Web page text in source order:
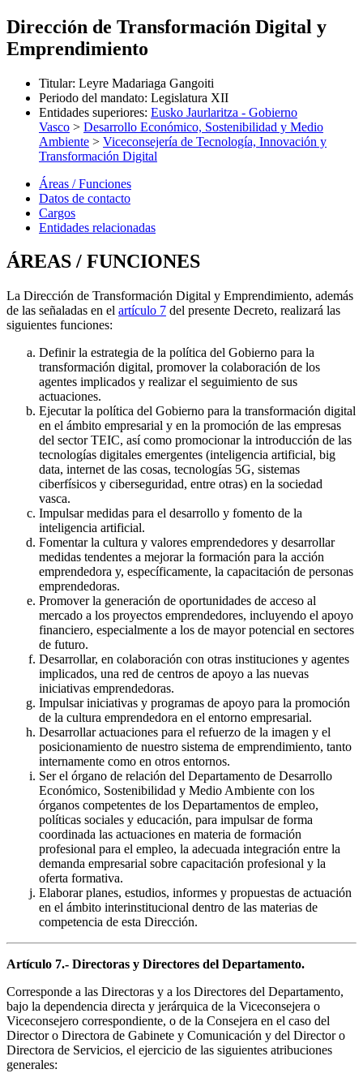
Dirección de Transformación Digital y
Emprendimiento
Titular: Leyre Madariaga Gangoiti
Periodo del mandato: Legislatura XII
Entidades superiores: Eusko Jaurlaritza - Gobierno
Vasco > Desarrollo Económico, Sostenibilidad y Medio
Ambiente > Viceconsejería de Tecnología, Innovación y
Transformación Digital
Áreas / Funciones
Datos de contacto
Cargos
Entidades relacionadas
ÁREAS / FUNCIONES
La Dirección de Transformación Digital y Emprendimiento, además
de las señaladas en el artículo 7 del presente Decreto, realizará las
siguientes funciones:
Definir la estrategia de la política del Gobierno para la
transformación digital, promover la colaboración de los
agentes implicados y realizar el seguimiento de sus
actuaciones.
Ejecutar la política del Gobierno para la transformación digital
en el ámbito empresarial y en la promoción de las empresas
del sector TEIC, así como promocionar la introducción de las
tecnologías digitales emergentes (inteligencia artificial, big
data, internet de las cosas, tecnologías 5G, sistemas
ciberfísicos y ciberseguridad, entre otras) en la sociedad
vasca.
Impulsar medidas para el desarrollo y fomento de la
inteligencia artificial.
Fomentar la cultura y valores emprendedores y desarrollar
medidas tendentes a mejorar la formación para la acción
emprendedora y, específicamente, la capacitación de personas
emprendedoras.
Promover la generación de oportunidades de acceso al
mercado a los proyectos emprendedores, incluyendo el apoyo
financiero, especialmente a los de mayor potencial en sectores
de futuro.
Desarrollar, en colaboración con otras instituciones y agentes
implicados, una red de centros de apoyo a las nuevas
iniciativas emprendedoras.
Impulsar iniciativas y programas de apoyo para la promoción
de la cultura emprendedora en el entorno empresarial.
Desarrollar actuaciones para el refuerzo de la imagen y el
posicionamiento de nuestro sistema de emprendimiento, tanto
internamente como en otros entornos.
Ser el órgano de relación del Departamento de Desarrollo
Económico, Sostenibilidad y Medio Ambiente con los
órganos competentes de los Departamentos de empleo,
políticas sociales y educación, para impulsar de forma
coordinada las actuaciones en materia de formación
profesional para el empleo, la adecuada integración entre la
demanda empresarial sobre capacitación profesional y la
oferta formativa.
Elaborar planes, estudios, informes y propuestas de actuación
en el ámbito interinstitucional dentro de las materias de
competencia de esta Dirección.
Artículo 7.- Directoras y Directores del Departamento.
Corresponde a las Directoras y a los Directores del Departamento,
bajo la dependencia directa y jerárquica de la Viceconsejera o
Viceconsejero correspondiente, o de la Consejera en el caso del
Director o Directora de Gabinete y Comunicación y del Director o
Directora de Servicios, el ejercicio de las siguientes atribuciones
generales: